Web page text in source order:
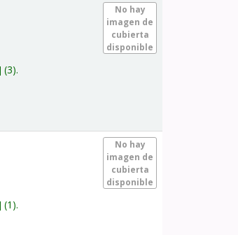
No hay
imagen de
cubierta
disponible
(3).
No hay
imagen de
cubierta
disponible
(1).